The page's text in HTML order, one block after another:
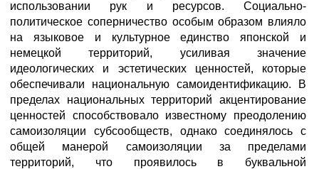
использовании рук и ресурсов. Социально-
политическое соперничество особым образом влияло
на языковое и культурное единство японской и
немецкой территорий, усиливая значение
идеологических и эстетических ценностей, которые
обеспечивали национальную самоидентификацию. В
пределах национальных территорий акцентирование
ценностей способствовало известному преодолению
самоизоляции субсообществ, однако соединялось с
общей манерой самоизоляции за пределами
территорий, что проявилось в буквальной